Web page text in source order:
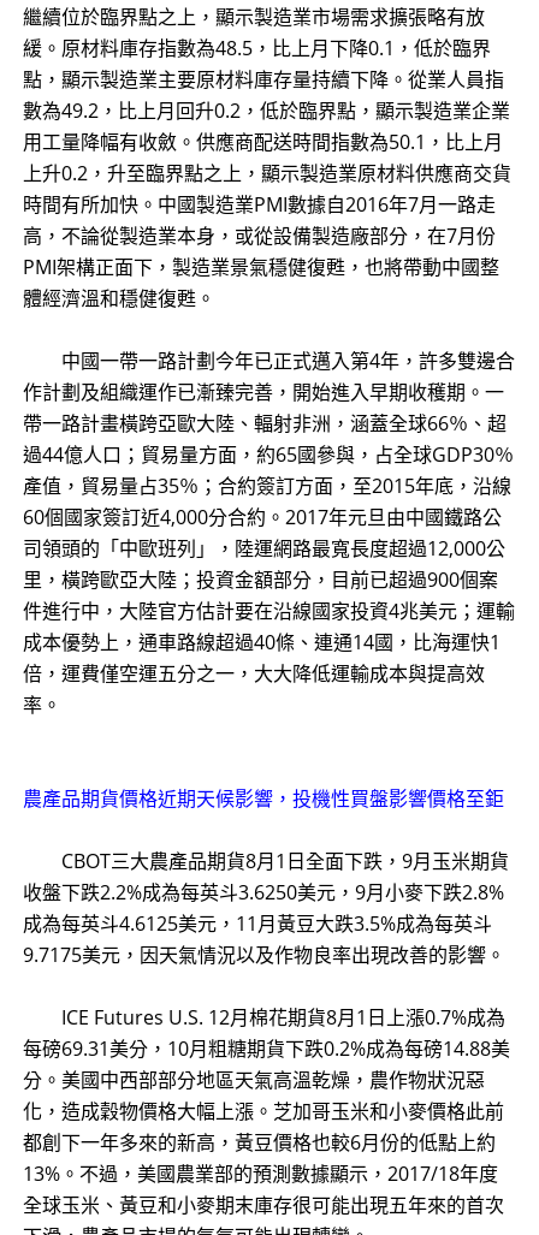
繼續位於臨界點之上，顯示製造業市場需求擴張略有放
緩。原材料庫存指數為48.5，比上月下降0.1，低於臨界
點，顯示製造業主要原材料庫存量持續下降。從業人員指
數為49.2，比上月回升0.2，低於臨界點，顯示製造業企業
用工量降幅有收斂。供應商配送時間指數為50.1，比上月
上升0.2，升至臨界點之上，顯示製造業原材料供應商交貨
時間有所加快。中國製造業PMI數據自2016年7月一路走
高，不論從製造業本身，或從設備製造廠部分，在7月份
PMI架構正面下，製造業景氣穩健復甦，也將帶動中國整
體經濟溫和穩健復甦。
中國一帶一路計劃今年已正式邁入第4年，許多雙邊合
作計劃及組織運作已漸臻完善，開始進入早期收穫期。一
帶一路計畫橫跨亞歐大陸、輻射非洲，涵蓋全球66％、超
過44億人口；貿易量方面，約65國參與，占全球GDP30％
產值，貿易量占35％；合約簽訂方面，至2015年底，沿線
60個國家簽訂近4,000分合約。2017年元旦由中國鐵路公
司領頭的「中歐班列」，陸運網路最寬長度超過12,000公
里，橫跨歐亞大陸；投資金額部分，目前已超過900個案
件進行中，大陸官方估計要在沿線國家投資4兆美元；運輸
成本優勢上，通車路線超過40條、連通14國，比海運快1
倍，運費僅空運五分之一，大大降低運輸成本與提高效
率。
農產品期貨價格近期天候影響，投機性買盤影響價格至鉅
CBOT三大農產品期貨8月1日全面下跌，9月玉米期貨
收盤下跌2.2%成為每英斗3.6250美元，9月小麥下跌2.8%
成為每英斗4.6125美元，11月黃豆大跌3.5%成為每英斗
9.7175美元，因天氣情況以及作物良率出現改善的影響。
ICE Futures U.S. 12月棉花期貨8月1日上漲0.7%成為
每磅69.31美分，10月粗糖期貨下跌0.2%成為每磅14.88美
分。美國中西部部分地區天氣高溫乾燥，農作物狀況惡
化，造成穀物價格大幅上漲。芝加哥玉米和小麥價格此前
都創下一年多來的新高，黃豆價格也較6月份的低點上約
13%。不過，美國農業部的預測數據顯示，2017/18年度
全球玉米、黃豆和小麥期末庫存很可能出現五年來的首次